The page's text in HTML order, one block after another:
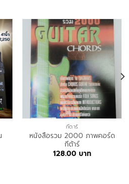
กีตาร์
หนังสือรวม 2000 ภาพคอร์ด
กีต้าร์
128.00 บาท